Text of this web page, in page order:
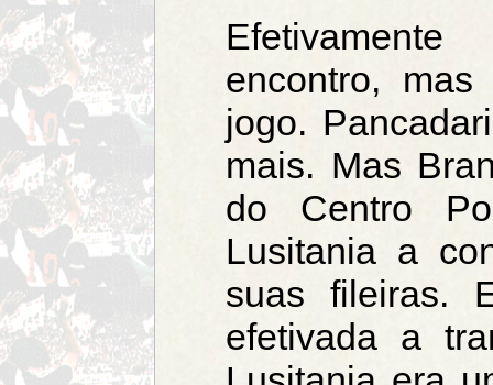
encontro,
jogo.
mais. Mas
do Centro
Lusitania a
suas fileiras.
efetivada a